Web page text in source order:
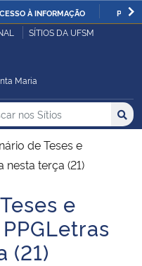
À INFORMAÇÃO
SÍTIOS DA UFSM
Maria
no nos Sítios
de Teses e
nesta terça (21)
e
(21)